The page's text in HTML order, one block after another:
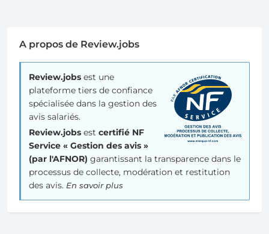
A propos de Review.jobs
Review.jobs est une
plateforme tiers de confiance
spécialisée dans la gestion des
avis salariés.
Review.jobs est certifié NF
Service « Gestion des avis »
(par l'AFNOR) garantissant la transparence dans le
processus de collecte, modération et restitution
des avis. En savoir plus